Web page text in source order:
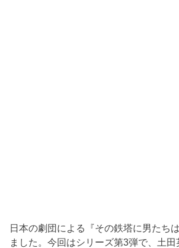
日本の劇団による『その鉄塔に男たち
ました。今回はシリーズ第3弾で、土